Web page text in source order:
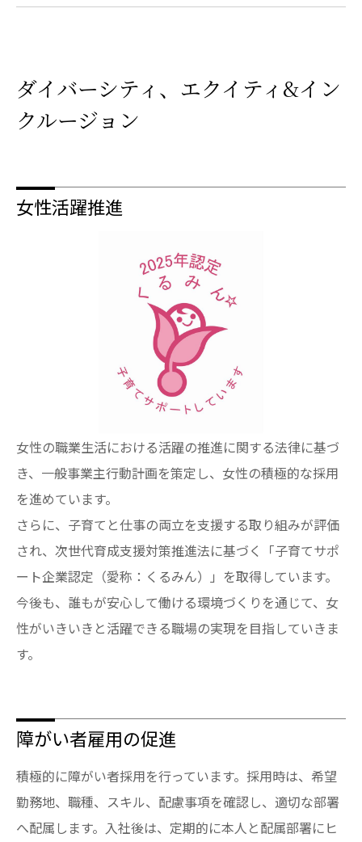
ダイバーシティ、エクイティ&イン
クルージョン
女性活躍推進
女性の職業生活における活躍の推進に関する法律に基づ
き、一般事業主行動計画を策定し、女性の積極的な採用
を進めています。
さらに、子育てと仕事の両立を支援する取り組みが評価
され、次世代育成支援対策推進法に基づく「子育てサポ
ート企業認定（愛称：くるみん）」を取得しています。
今後も、誰もが安心して働ける環境づくりを通じて、女
性がいきいきと活躍できる職場の実現を目指していきま
す。
障がい者雇用の促進
積極的に障がい者採用を行っています。採用時は、希望
勤務地、職種、スキル、配慮事項を確認し、適切な部署
へ配属します。入社後は、定期的に本人と配属部署にヒ